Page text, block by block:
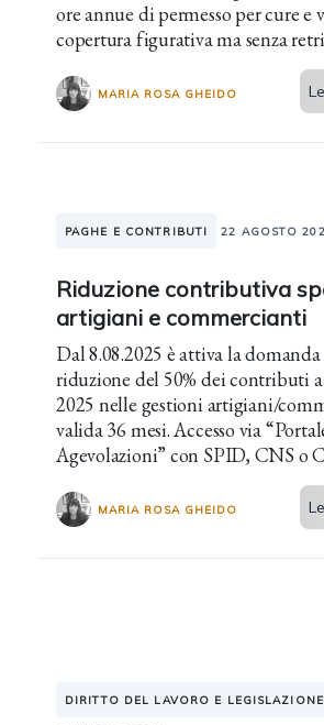
ore annue di permesso per cure e
copertura figurativa ma senza
MARIA ROSA GHEIDO
PAGHE E CONTRIBUTI 22 AGOSTO
Riduzione contributiva
artigiani e commercianti
Dal 8.08.2025 è attiva la
riduzione del 50% dei contributi
2025 nelle gestioni artigiani/
valida 36 mesi. Accesso via
Agevolazioni” con SPID, CNS o
MARIA ROSA GHEIDO
DIRITTO DEL LAVORO E